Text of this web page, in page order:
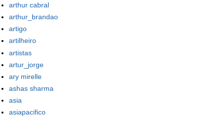
arthur cabral
arthur_brandao
artigo
artilheiro
artistas
artur_jorge
ary mirelle
ashas sharma
asia
asiapacifico